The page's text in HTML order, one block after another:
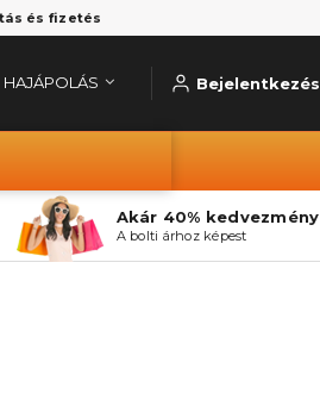
és fizetés
HAJÁPOLÁS Bejelentkezés
Akár 40% kedvezmény
A bolti árhoz képest